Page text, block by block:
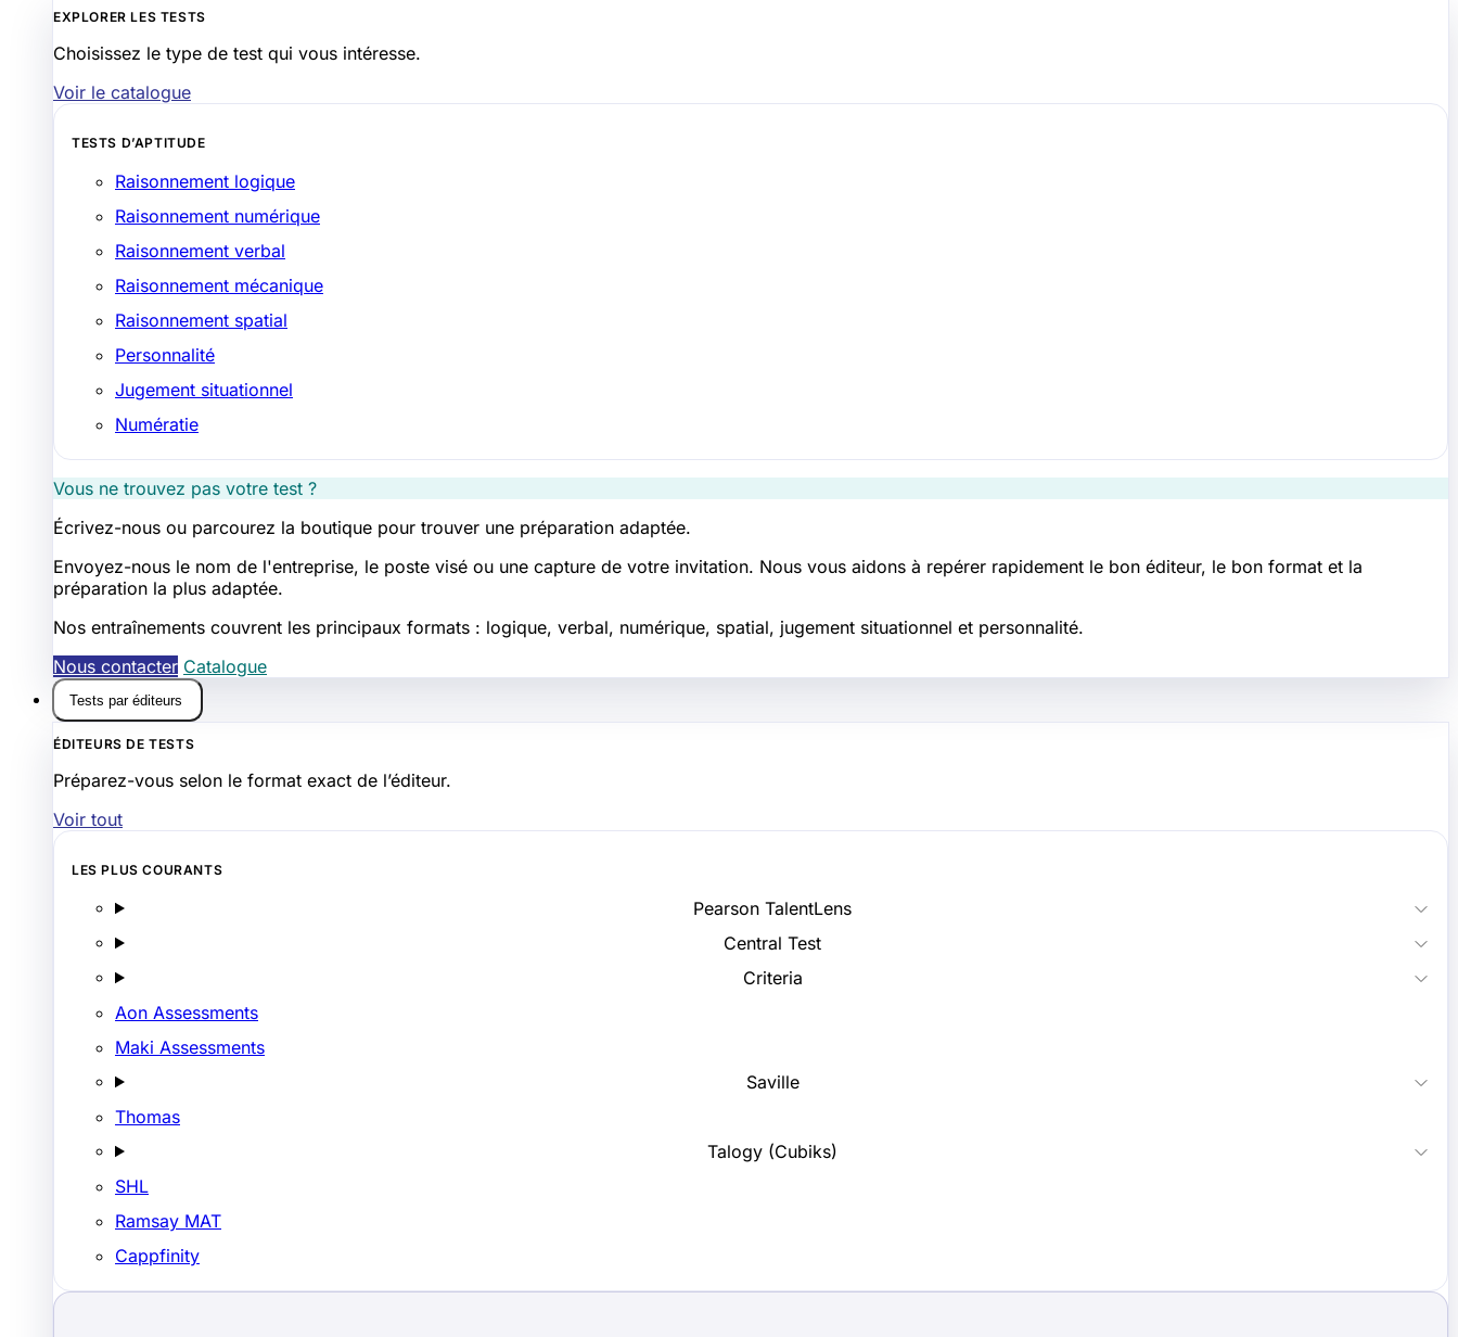
EXPLORER LES TESTS
Choisissez le type de test qui vous intéresse.
Voir le catalogue
TESTS D’APTITUDE
Raisonnement logique
Raisonnement numérique
Raisonnement verbal
Raisonnement mécanique
Raisonnement spatial
Personnalité
Jugement situationnel
Numératie
Vous ne trouvez pas votre test ?
Écrivez-nous ou parcourez la boutique pour trouver une préparation adaptée.
Envoyez-nous le nom de l'entreprise, le poste visé ou une capture de votre invitation. Nous vous aidons à repérer rapidement le bon éditeur, le bon format et la
préparation la plus adaptée.
Nos entraînements couvrent les principaux formats : logique, verbal, numérique, spatial, jugement situationnel et personnalité.
Nous contacter Catalogue
Tests par éditeurs
ÉDITEURS DE TESTS
Préparez-vous selon le format exact de l’éditeur.
Voir tout
LES PLUS COURANTS
Pearson TalentLens
Central Test
Criteria
Aon Assessments
Maki Assessments
Saville
Thomas
Talogy (Cubiks)
SHL
Ramsay MAT
Cappfinity